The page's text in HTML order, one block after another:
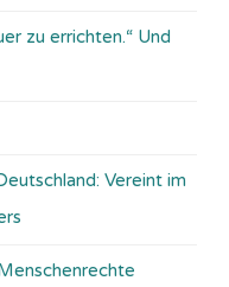
zu errichten.“ Und
Vereint im